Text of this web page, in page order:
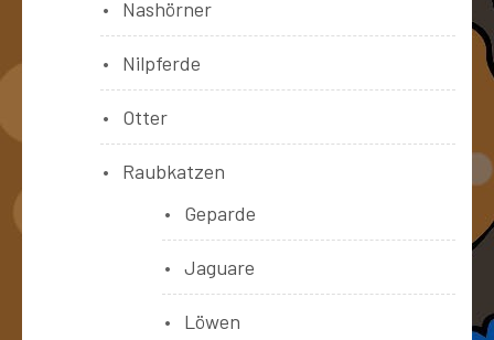
Nashörner
Nilpferde
Otter
Raubkatzen
Geparde
Jaguare
Löwen